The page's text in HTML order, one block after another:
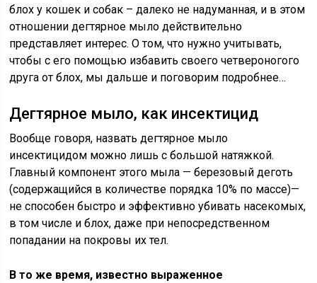
блох у кошек и собак – далеко не надуманная, и в этом
отношении дегтярное мыло действительно
представляет интерес. О том, что нужно учитывать,
чтобы с его помощью избавить своего четвероногого
друга от блох, мы дальше и поговорим подробнее…
Дегтярное мыло, как инсектицид
Вообще говоря, назвать дегтярное мыло
инсектицидом можно лишь с большой натяжкой.
Главный компонент этого мыла — березовый деготь
(содержащийся в количестве порядка 10% по массе)—
не способен быстро и эффективно убивать насекомых,
в том числе и блох, даже при непосредственном
попадании на покровы их тел.
В то же время, известно выраженное